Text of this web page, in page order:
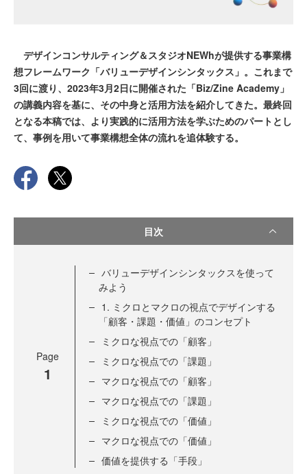
デザインコンサルティング＆スタジオNEWhが提供する事業構
想フレームワーク「バリューデザインシンタックス」。これまで
3回に渡り、2023年3月2日に開催された「Biz/Zine Academy」
の講義内容を基に、その中身と活用方法を紹介してきた。最終回
となる本稿では、より実践的に活用方法を学ぶためのパートとし
て、事例を用いて事業構想全体の流れを追体験する。
目次
Page
1
バリューデザインシンタックスを使って
みよう
1. ミクロとマクロの視点でデザインする
「顧客・課題・価値」のコンセプト
ミクロな視点での「顧客」
ミクロな視点での「課題」
マクロな視点での「顧客」
マクロな視点での「課題」
ミクロな視点での「価値」
マクロな視点での「価値」
価値を提供する「手段」